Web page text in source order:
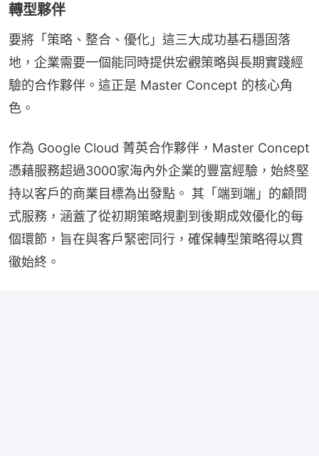
轉型夥伴
要將「策略、整合、優化」這三大成功基石穩固落
地，企業需要一個能同時提供宏觀策略與長期實踐經
驗的合作夥伴。這正是 Master Concept 的核心角
色。
作為 Google Cloud 菁英合作夥伴，Master Concept
憑藉服務超過3000家海內外企業的豐富經驗，始終堅
持以客戶的商業目標為出發點。 其「端到端」的顧問
式服務，涵蓋了從初期策略規劃到後期成效優化的每
個環節，旨在與客戶緊密同行，確保轉型策略得以貫
徹始終。